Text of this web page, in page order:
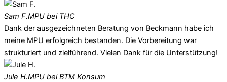
Sam F.MPU bei THC
Dank der ausgezeichneten Beratung von Beckmann habe ich
meine MPU erfolgreich bestanden. Die Vorbereitung war
strukturiert und zielführend. Vielen Dank für die Unterstützung!
Jule H.MPU bei BTM Konsum